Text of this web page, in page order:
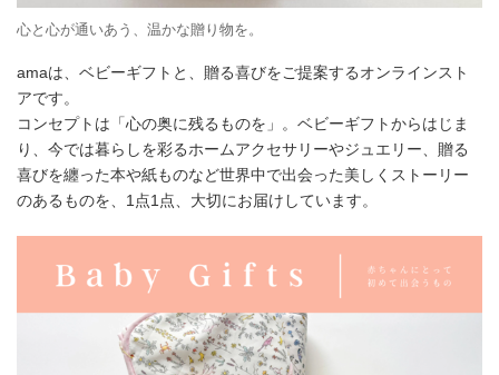
心と心が通いあう、温かな贈り物を。
amaは、ベビーギフトと、贈る喜びをご提案するオンラインスト
アです。
コンセプトは「心の奥に残るものを」。ベビーギフトからはじま
り、今では暮らしを彩るホームアクセサリーやジュエリー、贈る
喜びを纏った本や紙ものなど世界中で出会った美しくストーリー
のあるものを、1点1点、大切にお届けしています。